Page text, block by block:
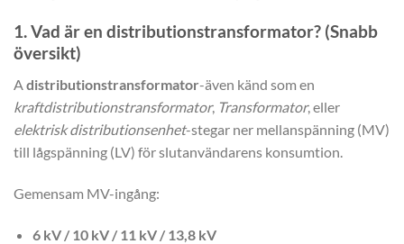
1. Vad är en distributionstransformator? (Snabb
översikt)
Adistributionstransformator-även känd som en
kraftdistributionstransformator, Transformator, eller
elektrisk distributionsenhet-stegar ner mellanspänning (MV)
till lågspänning (LV) för slutanvändarens konsumtion.
Gemensam MV-ingång:
6 kV / 10 kV / 11 kV / 13,8 kV